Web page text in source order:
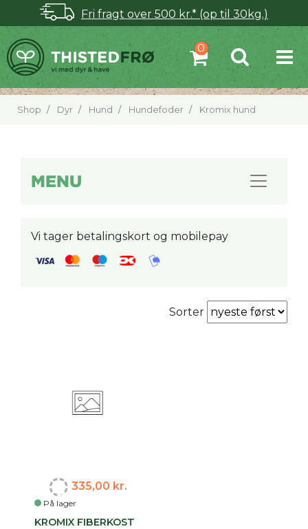
Fri fragt over 500 kr.* (op til 30kg.)
Shop Dyr Hund Hundefoder Kromix hund
MENU
Vi tager betalingskort og mobilepay
Sorter
På lager
335,00 kr.
KROMIX FIBERKOST